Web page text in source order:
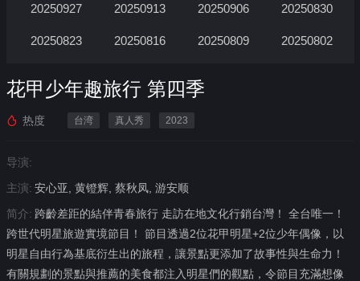
20250927 20250913 20250906 20250830
20250823 20250816 20250809 20250802
花甲少年趣旅行 第四季
热度 台湾 真人秀 2023
导演:
主演: 安心亚, 黄镫辉, 蔡秋凤, 游安顺
简介: 跨齡差距的結伴青春旅行 走訪在地文化行銷台灣！ 全台唯一！
跨世代明星旅遊實境節目！ 節目透過2位花甲明星+2位少年偶像，以
明星自由行為基底衍生出的旅程，讓景點更添加了故事性與生命力！
有關規劃的景點與推薦的美食都注入明星們的觀點，令節目充滿想像